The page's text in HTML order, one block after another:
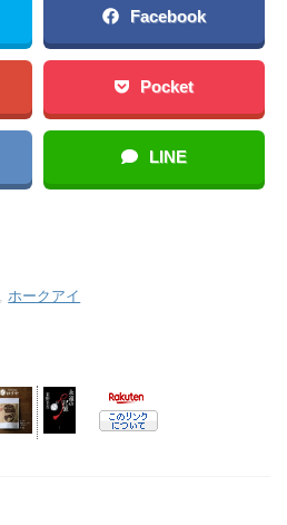
Facebook
Pocket
LINE
ホークアイ